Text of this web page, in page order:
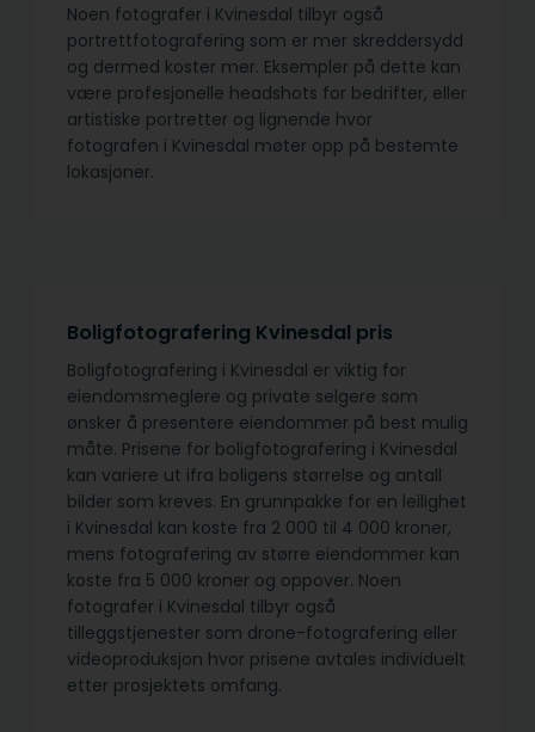
Noen fotografer i Kvinesdal tilbyr også
portrettfotografering som er mer skreddersydd
og dermed koster mer. Eksempler på dette kan
være profesjonelle headshots for bedrifter, eller
artistiske portretter og lignende hvor
fotografen i Kvinesdal møter opp på bestemte
lokasjoner.
Boligfotografering Kvinesdal pris
Boligfotografering i Kvinesdal er viktig for
eiendomsmeglere og private selgere som
ønsker å presentere eiendommer på best mulig
måte. Prisene for boligfotografering i Kvinesdal
kan variere ut ifra boligens størrelse og antall
bilder som kreves. En grunnpakke for en leilighet
i Kvinesdal kan koste fra 2 000 til 4 000 kroner,
mens fotografering av større eiendommer kan
koste fra 5 000 kroner og oppover. Noen
fotografer i Kvinesdal tilbyr også
tilleggstjenester som drone-fotografering eller
videoproduksjon hvor prisene avtales individuelt
etter prosjektets omfang.